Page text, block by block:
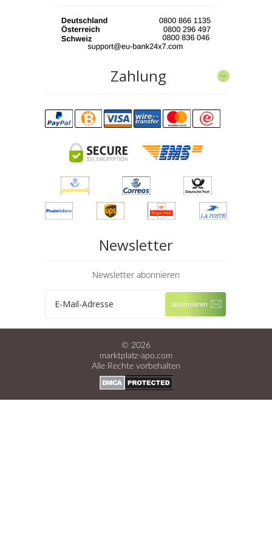
Zahlung
Newsletter
Newsletter abonnieren
© 2026
marktplatz-apo.com
Alle Rechte vorbehalten